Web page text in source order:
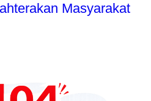
Masyarakat